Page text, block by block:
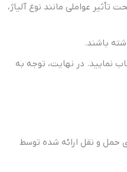
عواملی مانند نوع آلیاژ،
باشند.
نمایید. در نهایت، توجه به
حمل و نقل ارائه شده توسط